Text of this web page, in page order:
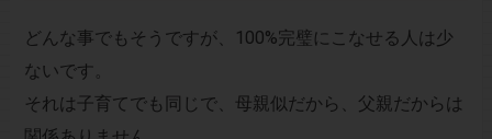
どんな事でもそうですが、100%完璧にこなせる人は少
ないです。
それは子育てでも同じで、母親似だから、父親だからは